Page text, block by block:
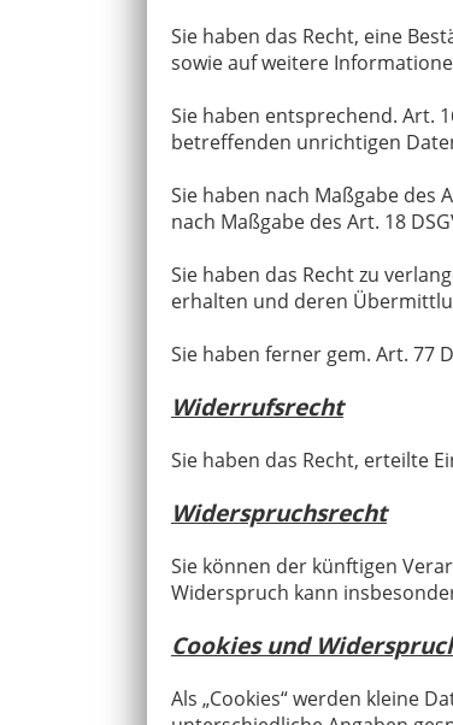
Sie haben das Recht, eine
sowie auf weitere
Sie haben entsprechend. Art.
betreffenden unrichtigen
Sie haben nach Maßgabe des
nach Maßgabe des Art. 18
Sie haben das Recht zu
erhalten und deren
Sie haben ferner gem. Art. 77
Widerrufsrecht
Sie haben das Recht, erteilte
Widerspruchsrecht
Sie können der künftigen
Widerspruch kann
Cookies und
Als „Cookies“ werden kleine